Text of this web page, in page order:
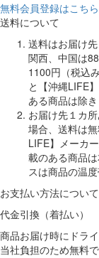
無料会員登録はこちら
送料について
送料はお届け
関西、中国は
1100円（税込
と【沖縄LIFE
ある商品は除き
お届け先１カ
場合、送料は
LIFE】メーカ
載のある商品
スは商品の温
お支払い方法について
代金引換（着払い）
商品お届け時にドラ
当社負担のため無料で